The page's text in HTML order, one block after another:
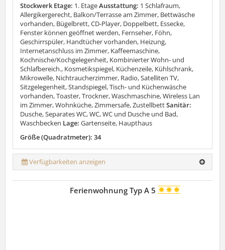
Stockwerk Etage: 1. EtageAusstattung: 1 Schlafraum,
Allergikergerecht, Balkon/Terrasse am Zimmer, Bettwäsche
vorhanden, Bügelbrett, CD-Player, Doppelbett, Essecke,
Fenster können geöffnet werden, Fernseher, Föhn,
Geschirrspüler, Handtücher vorhanden, Heizung,
Internetanschluss im Zimmer, Kaffeemaschine,
Kochnische/Kochgelegenheit, Kombinierter Wohn- und
Schlafbereich., Kosmetikspiegel, Küchenzeile, Kühlschrank,
Mikrowelle, Nichtraucherzimmer, Radio, Satelliten TV,
Sitzgelegenheit, Standspiegel, Tisch- und Küchenwäsche
vorhanden, Toaster, Trockner, Waschmaschine, Wireless Lan
im Zimmer, Wohnküche, Zimmersafe, ZustellbettSanitär:
Dusche, Separates WC, WC, WC und Dusche und Bad,
Waschbecken Lage: Gartenseite, Haupthaus
Größe (Quadratmeter): 34
Verfügbarkeiten anzeigen
Ferienwohnung Typ A 5